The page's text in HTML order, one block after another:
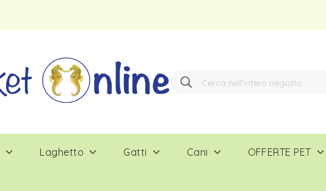
Search
Search
Laghetto Gatti Cani OFFERTE PET